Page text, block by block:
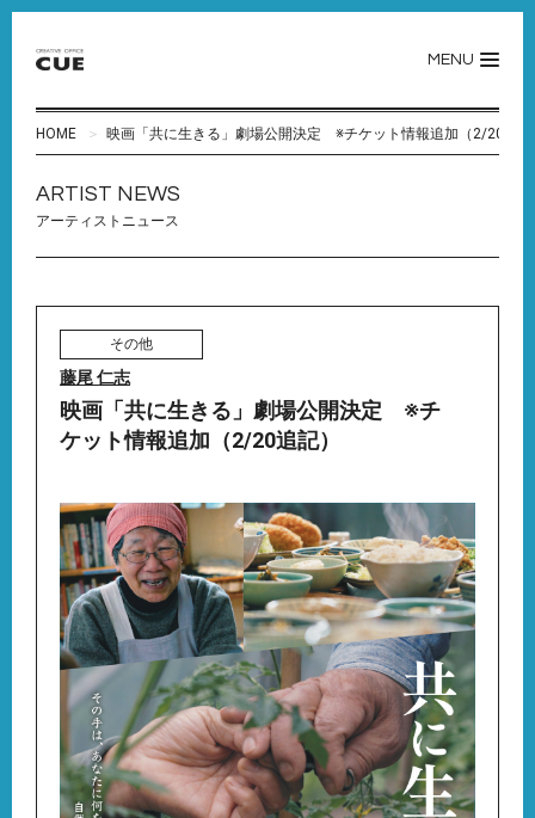
MENU
HOME 映画「共に生きる」劇場公開決定 ※チケット情報追加（2/20追記
ARTIST NEWS
アーティストニュース
その他
藤尾 仁志
映画「共に生きる」劇場公開決定 ※チ
ケット情報追加（2/20追記）